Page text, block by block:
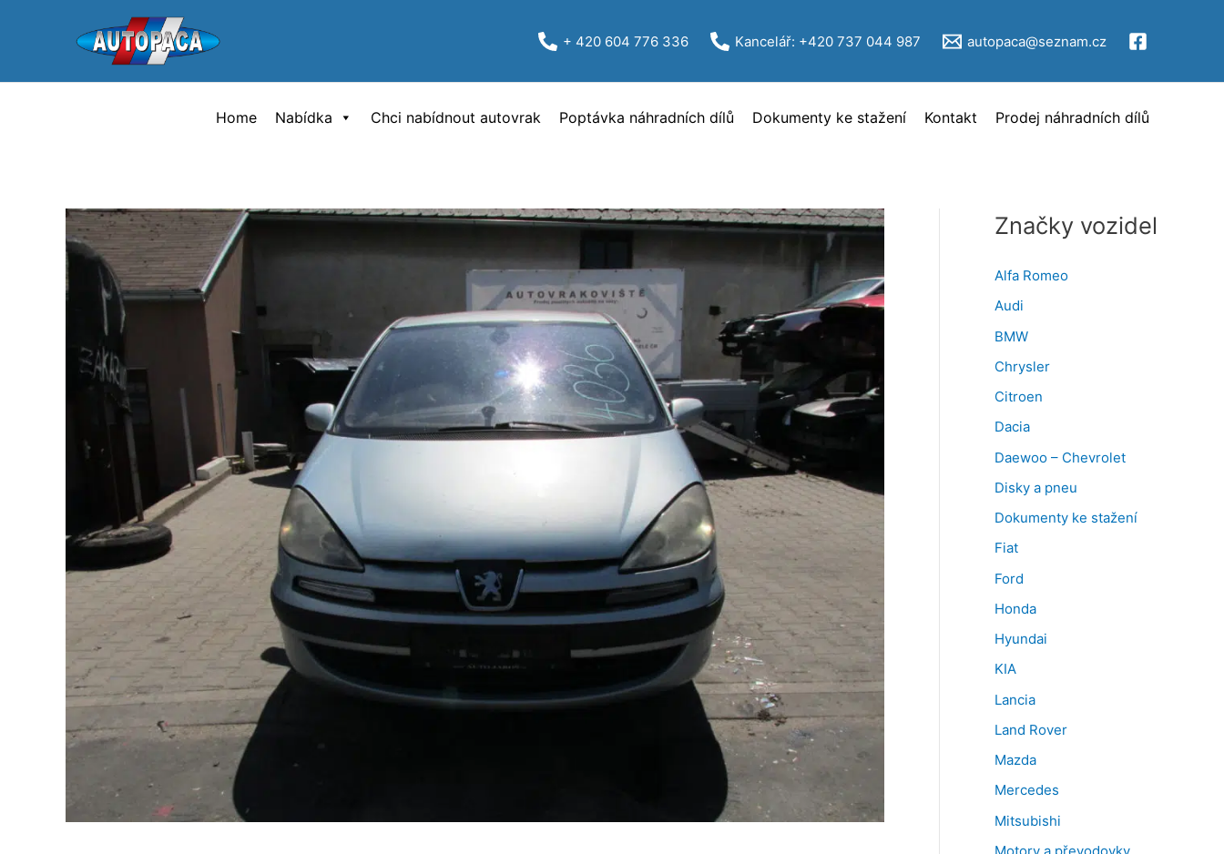
+ 420 604 776 336 Kancelář: +420 737 044 987 autopaca@seznam.cz
Home Nabídka Chci nabídnout autovrak Poptávka náhradních dílů Dokumenty ke stažení Kontakt Prodej náhradních dílů
Značky vozidel
Alfa Romeo
Audi
BMW
Chrysler
Citroen
Dacia
Daewoo – Chevrolet
Disky a pneu
Dokumenty ke stažení
Fiat
Ford
Honda
Hyundai
KIA
Lancia
Land Rover
Mazda
Mercedes
Mitsubishi
ý
r
e
c
e